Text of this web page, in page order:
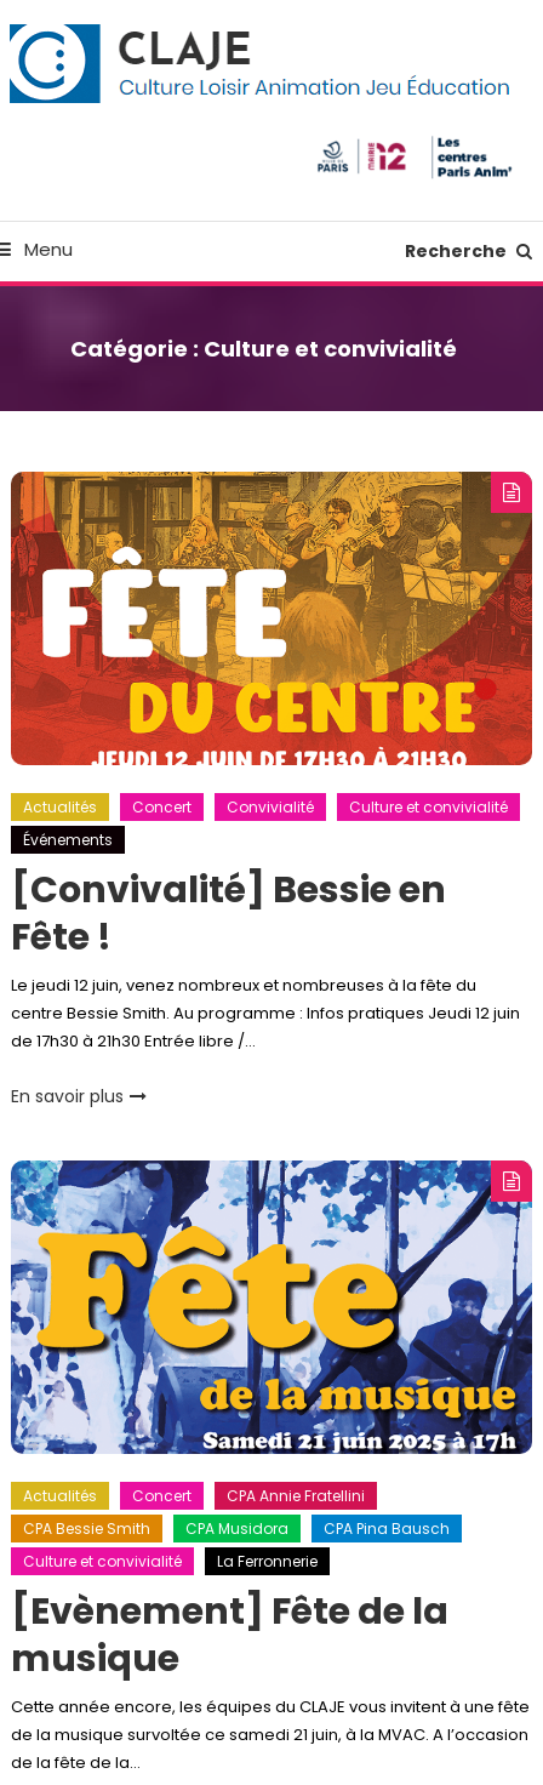
Menu Recherche
Catégorie : Culture et convivialité
Actualités Concert Convivialité
Culture et convivialité
Événements
[Convivalité] Bessie en
Fête !
Le jeudi 12 juin, venez nombreux et nombreuses à la fête du
centre Bessie Smith. Au programme : Infos pratiques Jeudi 12 juin
de 17h30 à 21h30 Entrée libre /…
En savoir plus
Actualités Concert
CPA Annie Fratellini
CPA Bessie Smith
CPA Musidora
CPA Pina Bausch
Culture et convivialité
La Ferronnerie
[Evènement] Fête de la
musique
Cette année encore, les équipes du CLAJE vous invitent à une fête
de la musique survoltée ce samedi 21 juin, à la MVAC. A l’occasion
de la fête de la…